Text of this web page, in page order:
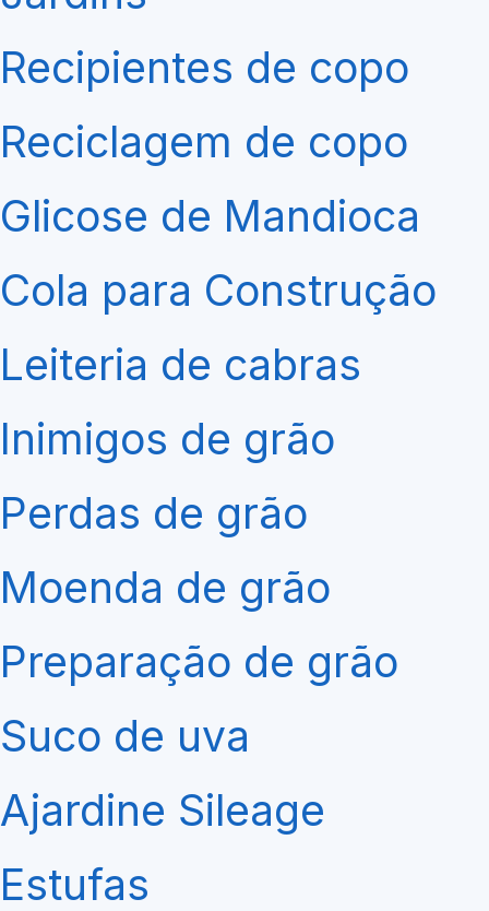
Recipientes de copo
Reciclagem de copo
Glicose de Mandioca
Cola para Construção
Leiteria de cabras
Inimigos de grão
Perdas de grão
Moenda de grão
Preparação de grão
Suco de uva
Ajardine Sileage
Estufas